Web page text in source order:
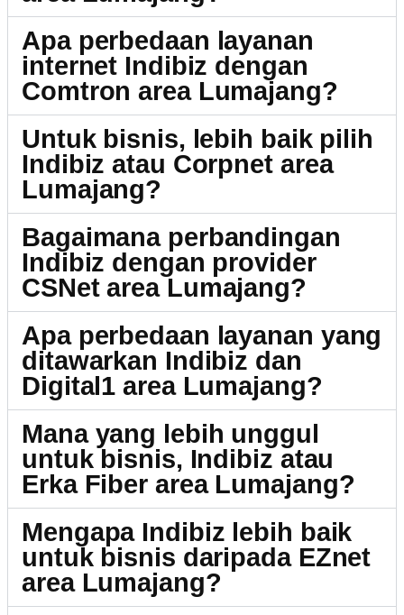
Apa perbedaan layanan
internet Indibiz dengan
Comtron area Lumajang?
Untuk bisnis, lebih baik pilih
Indibiz atau Corpnet area
Lumajang?
Bagaimana perbandingan
Indibiz dengan provider
CSNet area Lumajang?
Apa perbedaan layanan yang
ditawarkan Indibiz dan
Digital1 area Lumajang?
Mana yang lebih unggul
untuk bisnis, Indibiz atau
Erka Fiber area Lumajang?
Mengapa Indibiz lebih baik
untuk bisnis daripada EZnet
area Lumajang?